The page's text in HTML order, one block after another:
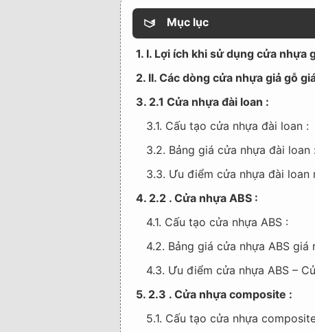
Mục lục
1. I. Lợi ích khi sử dụng cửa nhựa
2. II. Các dòng cửa nhựa giả gỗ
3. 2.1 Cửa nhựa đài loan :
3.1. Cấu tạo cửa nhựa đài loan :
3.2. Bảng giá cửa nhựa đài loan :
3.3. Ưu điểm cửa nhựa đài loan
4. 2.2 . Cửa nhựa ABS :
4.1. Cấu tạo cửa nhựa ABS :
4.2. Bảng giá cửa nhựa ABS giá
4.3. Ưu điểm cửa nhựa ABS –
5. 2.3 . Cửa nhựa composite :
5.1. Cấu tạo cửa nhựa